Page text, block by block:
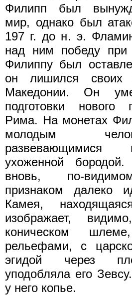
Филипп был
мир, однако был
197 г. до н. э.
над ним победу при
Филиппу был
он лишился своих
Македонии. Он
подготовки нового
Рима. На монетах
молодым
ухоженной
вновь, по-
признаком далеко
Камея,
изображает,
коническом
рельефами, с
эгидой через
уподобляла его
у него копье.